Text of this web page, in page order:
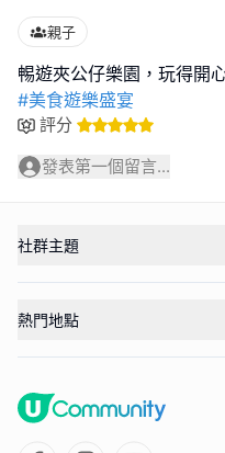
親子
#美食遊樂盛宴
評分
發表第一個留言...
社群主題
熱門地點